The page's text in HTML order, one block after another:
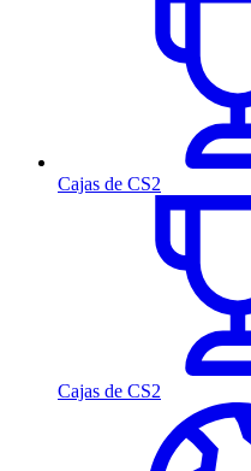
Cajas de CS2
Cajas de CS2